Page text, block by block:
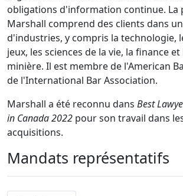
obligations d'information continue. La
Marshall comprend des clients dans
d'industries, y compris la technologie,
jeux, les sciences de la vie, la finance
minière. Il est membre de l'American
de l'International Bar Association.
Marshall a été reconnu dans Best
in Canada 2022 pour son travail dans
acquisitions.
Mandats représentatifs